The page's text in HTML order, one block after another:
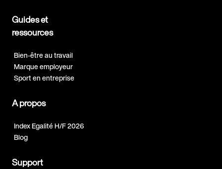
Guides et
ressources
Bien-être au travail
Marque employeur
Sport en entreprise
A propos
Index Egalité H/F 2026
Blog
Support